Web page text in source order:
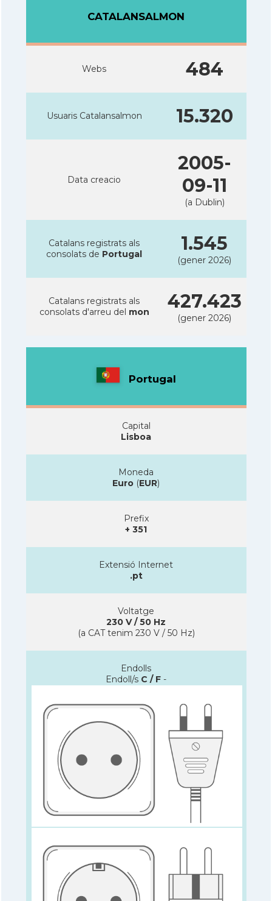
CATALANSALMON
Webs 484
Usuaris Catalansalmon 15.320
Data creacio
2005-
09-11
(a Dublin)
Catalans registrats als
consolats de Portugal 1.545
(gener 2026)
Catalans registrats als
consolats d'arreu del mon 427.423
(gener 2026)
Portugal
Capital
Lisboa
Moneda
Euro (EUR)
Prefix
+ 351
Extensió Internet
.pt
Voltatge
230 V / 50 Hz
(a CAT tenim 230 V / 50 Hz)
Endolls
Endoll/s C / F -